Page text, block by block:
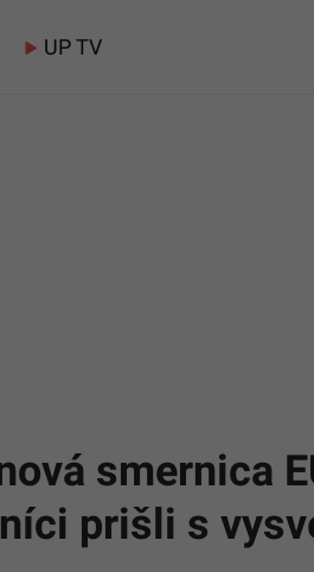
UP TV
smernica
prišli s